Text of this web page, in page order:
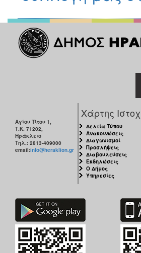
Αγίου Τίτου 1,
Τ.Κ. 71202,
Ηράκλειο
Τηλ.: 2813-409000
email:info@heraklion.gr
Χάρτης
Δελτία Τύπου
Ανακοινώσεις
Διαγωνισμοί
Προσλήψεις
Διαβουλεύσεις
Εκδηλώσεις
Ο Δήμος
Υπηρεσίες